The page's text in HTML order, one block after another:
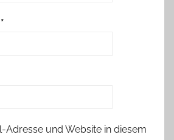
*
Adresse und Website in diesem